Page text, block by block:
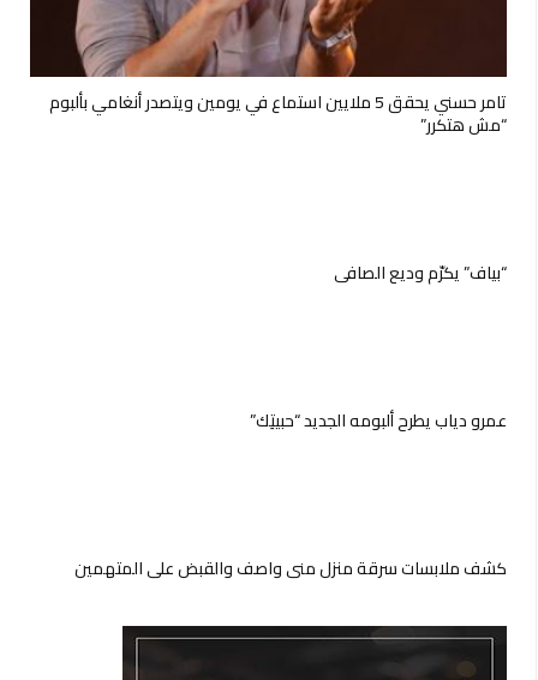
تامر حسني يحقق 5 ملايين استماع في يومين ويتصدر أنغامي بألبوم
“مش هتكرر”
“بياف” يكرّم وديع الصافي
عمرو دياب يطرح ألبومه الجديد “حبيتِك”
كشف ملابسات سرقة منزل منى واصف والقبض على المتهمين